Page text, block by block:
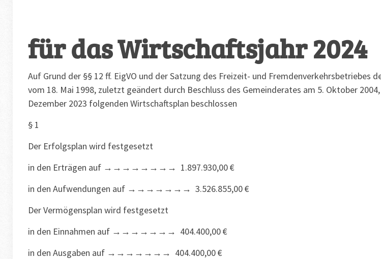
für das Wirtschaftsjahr 2024
Auf Grund der §§ 12 ff. EigVO und der Satzung des Freizeit- und Fremdenverkehrsbetriebes
vom 18. Mai 1998, zuletzt geändert durch Beschluss des Gemeinderates am 5. Oktober
Dezember 2023 folgenden Wirtschaftsplan beschlossen
§ 1
Der Erfolgsplan wird festgesetzt
in den Erträgen auf →→→→→→→→ 1.897.930,00 €
in den Aufwendungen auf →→→→→→→ 3.526.855,00 €
Der Vermögensplan wird festgesetzt
in den Einnahmen auf →→→→→→→ 404.400,00 €
in den Ausgaben auf →→→→→→→ 404.400,00 €